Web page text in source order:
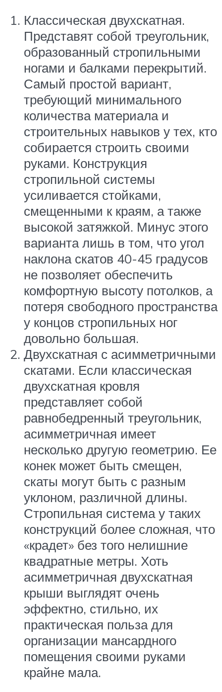
Классическая двухскатная.
Представят собой треугольник,
образованный стропильными
ногами и балками перекрытий.
Самый простой вариант,
требующий минимального
количества материала и
строительных навыков у тех, кто
собирается строить своими
руками. Конструкция
стропильной системы
усиливается стойками,
смещенными к краям, а также
высокой затяжкой. Минус этого
варианта лишь в том, что угол
наклона скатов 40-45 градусов
не позволяет обеспечить
комфортную высоту потолков, а
потеря свободного пространства
у концов стропильных ног
довольно большая.
Двухскатная с асимметричными
скатами. Если классическая
двухскатная кровля
представляет собой
равнобедренный треугольник,
асимметричная имеет
несколько другую геометрию. Ее
конек может быть смещен,
скаты могут быть с разным
уклоном, различной длины.
Стропильная система у таких
конструкций более сложная, что
«крадет» без того нелишние
квадратные метры. Хоть
асимметричная двухскатная
крыши выглядят очень
эффектно, стильно, их
практическая польза для
организации мансардного
помещения своими руками
крайне мала.